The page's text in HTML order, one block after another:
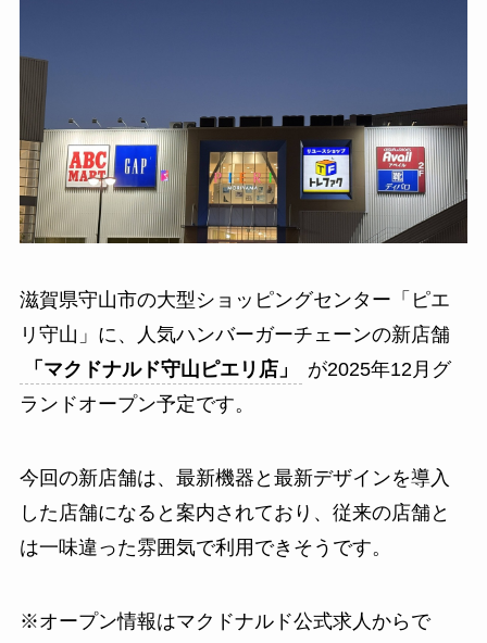
滋賀県守山市の大型ショッピングセンター「ピエ
リ守山」に、人気ハンバーガーチェーンの新店舗
「マクドナルド守山ピエリ店」
が2025年12月グ
ランドオープン予定です。
今回の新店舗は、最新機器と最新デザインを導入
した店舗になると案内されており、従来の店舗と
は一味違った雰囲気で利用できそうです。
※オープン情報はマクドナルド公式求人からで